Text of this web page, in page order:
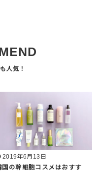
2019年6月13日
国の幹細胞コスメはおすす